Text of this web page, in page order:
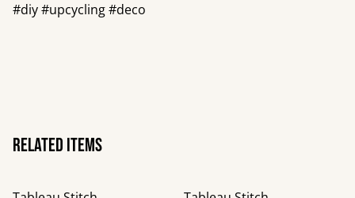
#diy #upcycling #deco
Related items